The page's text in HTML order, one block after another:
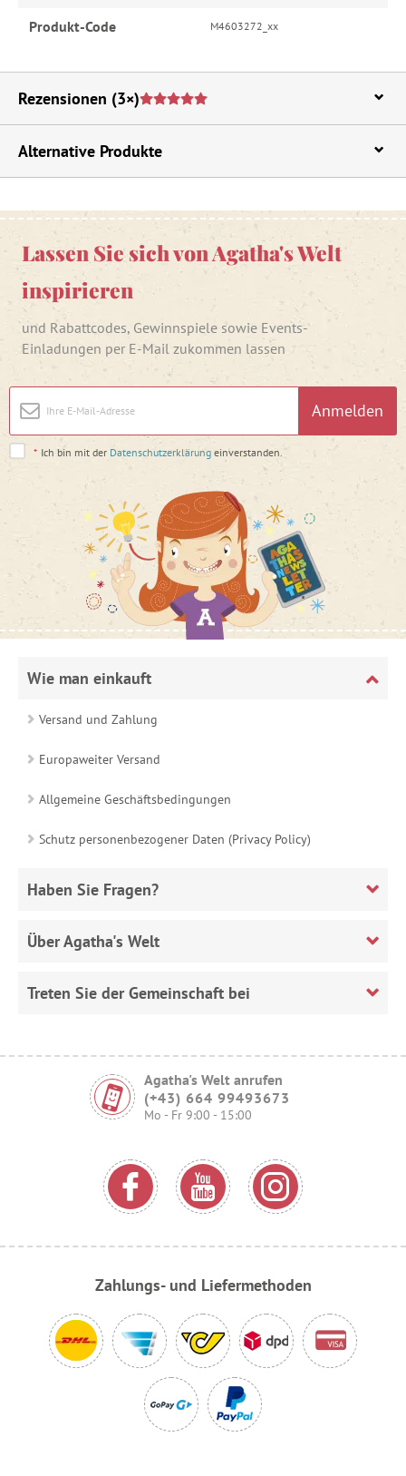
Produkt-Code M4603272_xx
Rezensionen (3×)
Alternative Produkte
Lassen Sie sich von Agatha's Welt
inspirieren
und Rabattcodes, Gewinnspiele sowie Events-
Einladungen per E-Mail zukommen lassen
Anmelden
* Ich bin mit der Datenschutzerklärung einverstanden.
Wie man einkauft
Versand und Zahlung
Europaweiter Versand
Allgemeine Geschäftsbedingungen
Schutz personenbezogener Daten (Privacy Policy)
Haben Sie Fragen?
Über Agatha's Welt
Treten Sie der Gemeinschaft bei
Agatha's Welt anrufen
(+43) 664 99493673
Mo - Fr 9:00 - 15:00
Zahlungs- und Liefermethoden